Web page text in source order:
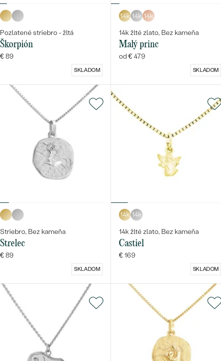
Pozlatené striebro - žltá
Škorpión
€ 89
SKLADOM
14k 14k 14k
14k žlté zlato, Bez kameňa
Malý princ
od € 479
SKLADOM
Striebro, Bez kameňa
Strelec
€ 89
SKLADOM
14k 14k
14k žlté zlato, Bez kameňa
Castiel
€ 169
SKLADOM